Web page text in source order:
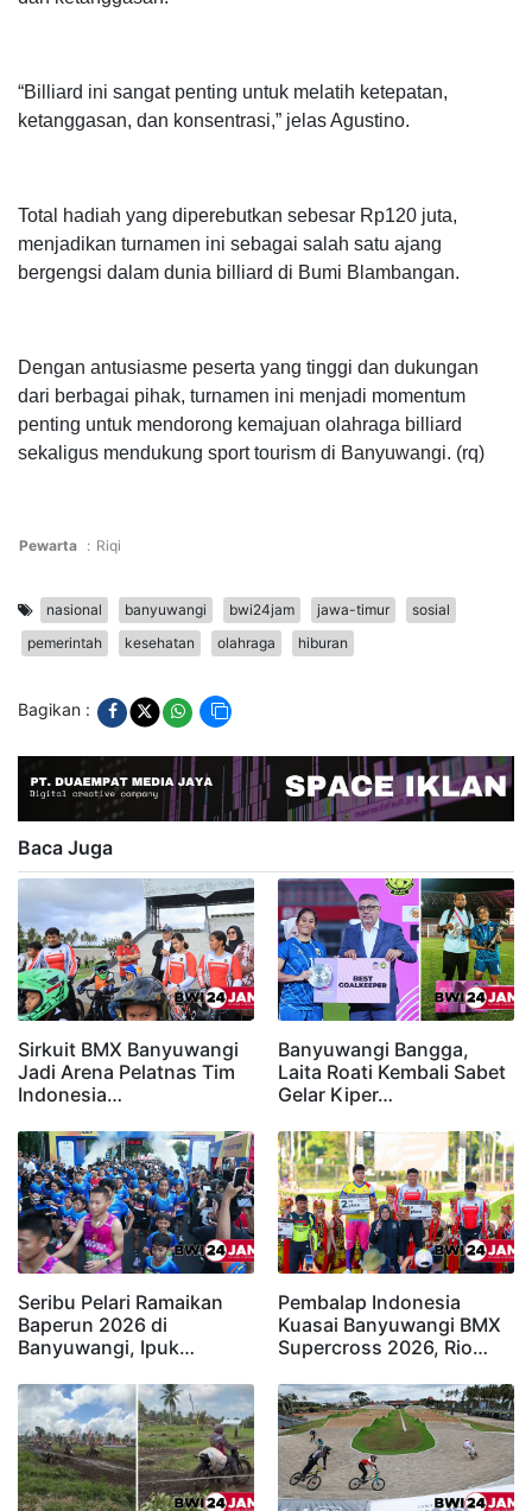
“Billiard ini sangat penting untuk melatih ketepatan,
ketanggasan, dan konsentrasi,” jelas Agustino.
Total hadiah yang diperebutkan sebesar Rp120 juta,
menjadikan turnamen ini sebagai salah satu ajang
bergengsi dalam dunia billiard di Bumi Blambangan.
Dengan antusiasme peserta yang tinggi dan dukungan
dari berbagai pihak, turnamen ini menjadi momentum
penting untuk mendorong kemajuan olahraga billiard
sekaligus mendukung sport tourism di Banyuwangi. (rq)
Pewarta : Riqi
nasional banyuwangi bwi24jam jawa-timur
sosial
pemerintah
kesehatan olahraga hiburan
Bagikan :
Baca Juga
Sirkuit BMX Banyuwangi
Jadi Arena Pelatnas Tim
Indonesia…
Banyuwangi Bangga,
Laita Roati Kembali Sabet
Gelar Kiper…
Seribu Pelari Ramaikan
Baperun 2026 di
Banyuwangi, Ipuk…
Pembalap Indonesia
Kuasai Banyuwangi BMX
Supercross 2026, Rio…